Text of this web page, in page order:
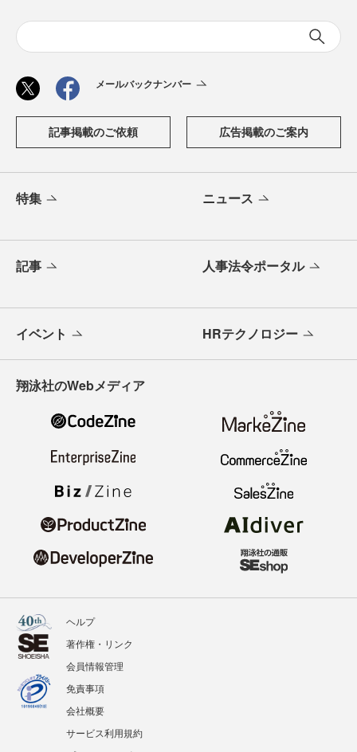
メールバックナンバー
記事掲載のご依頼 広告掲載のご案内
特集 ニュース
記事 人事法令ポータル
イベント HRテクノロジー
翔泳社のWebメディア
ヘルプ
著作権・リンク
会員情報管理
免責事項
会社概要
サービス利用規約